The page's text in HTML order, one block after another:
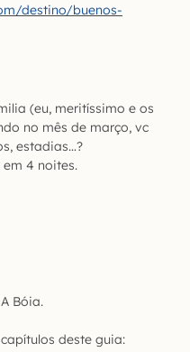
destino/buenos-
(eu, meritíssimo e os
no mês de março, vc
estadias…?
4 noites.
Bóia.
deste guia: